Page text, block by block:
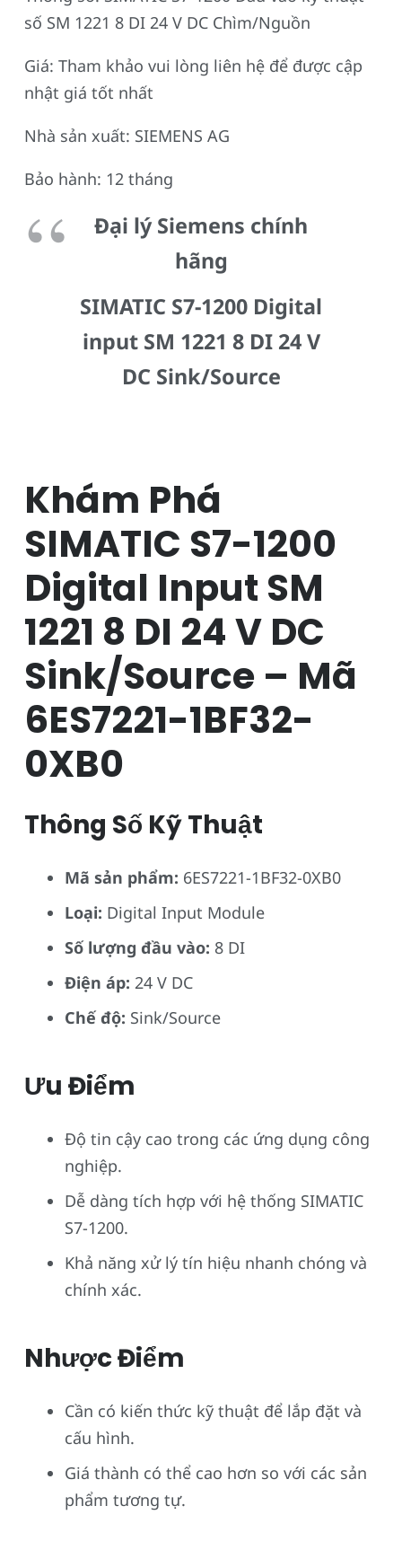
số SM 1221 8 DI 24 V DC Chìm/Nguồn
Giá: Tham khảo vui lòng liên hệ để được cập
nhật giá tốt nhất
Nhà sản xuất: SIEMENS AG
Bảo hành: 12 tháng
Đại lý Siemens chính
hãng
SIMATIC S7-1200 Digital
input SM 1221 8 DI 24 V
DC Sink/Source
Khám Phá
SIMATIC S7-1200
Digital Input SM
1221 8 DI 24 V DC
Sink/Source – Mã
6ES7221-1BF32-
0XB0
Thông Số Kỹ Thuật
Mã sản phẩm: 6ES7221-1BF32-0XB0
Loại: Digital Input Module
Số lượng đầu vào: 8 DI
Điện áp: 24 V DC
Chế độ: Sink/Source
Ưu Điểm
Độ tin cậy cao trong các ứng dụng công
nghiệp.
Dễ dàng tích hợp với hệ thống SIMATIC
S7-1200.
Khả năng xử lý tín hiệu nhanh chóng và
chính xác.
Nhược Điểm
Cần có kiến thức kỹ thuật để lắp đặt và
cấu hình.
Giá thành có thể cao hơn so với các sản
phẩm tương tự.